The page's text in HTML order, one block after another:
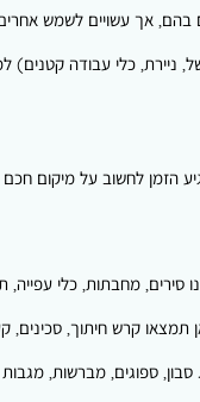
אך עשויים לשמש
ניירת, כלי עבודה קטנים)
הזמן לחשוב על מיקום
סירים, מחבתות, כלי עפייה,
קרש חיתוך, סכינים,
סבון, ספוגים, מברשות,